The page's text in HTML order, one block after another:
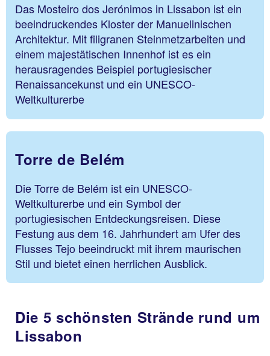
Das Mosteiro dos Jerónimos in Lissabon ist ein
beeindruckendes Kloster der Manuelinischen
Architektur. Mit filigranen Steinmetzarbeiten und
einem majestätischen Innenhof ist es ein
herausragendes Beispiel portugiesischer
Renaissancekunst und ein UNESCO-
Weltkulturerbe
Torre de Belém
Die Torre de Belém ist ein UNESCO-
Weltkulturerbe und ein Symbol der
portugiesischen Entdeckungsreisen. Diese
Festung aus dem 16. Jahrhundert am Ufer des
Flusses Tejo beeindruckt mit ihrem maurischen
Stil und bietet einen herrlichen Ausblick.
Die 5 schönsten Strände rund um
Lissabon